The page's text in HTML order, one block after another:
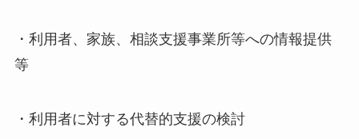
・利用者、家族、相談支援事業所等への情報提供
等
・利用者に対する代替的支援の検討